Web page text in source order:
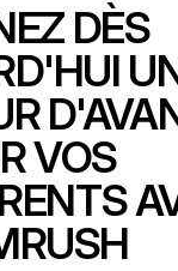
DÈS
VOS